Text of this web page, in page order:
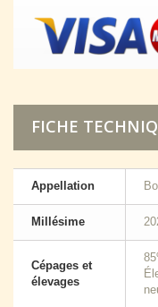
FICHE
Appellation
Millésime
Cépages et
élevages